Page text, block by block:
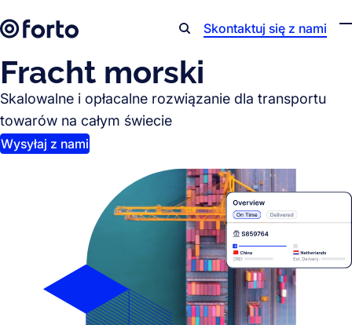
Skontaktuj się z nami
Fracht morski
Skalowalne i opłacalne rozwiązanie dla transportu
towarów na całym świecie
Wysyłaj z nami